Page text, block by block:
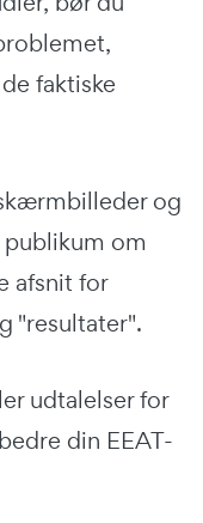
faktiske
og
om
afsnit for
"resultater".
udtalelser for
din EEAT-